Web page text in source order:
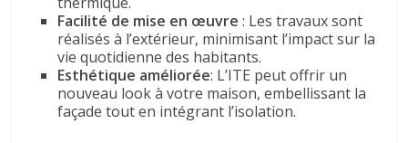
Facilité de mise en œuvre : Les travaux sont
réalisés à l’extérieur, minimisant l’impact sur la
vie quotidienne des habitants.
Esthétique améliorée: L’ITE peut offrir un
nouveau look à votre maison, embellissant la
façade tout en intégrant l’isolation.